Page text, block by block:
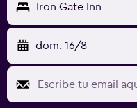
Iron Gate Inn
dom. 16/8